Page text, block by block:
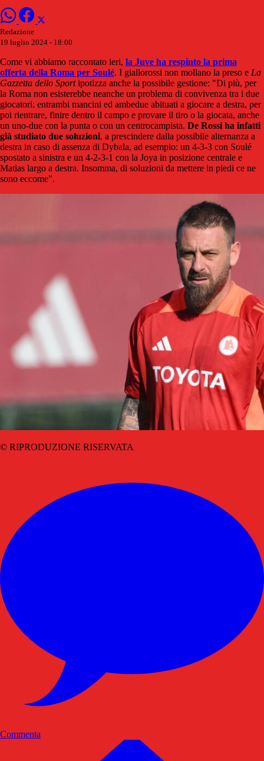
Redazione
19 luglio 2024 - 18:00
Come vi abbiamo raccontato ieri, la Juve ha respinto la prima
offerta della Roma per Soulé. I giallorossi non mollano la preso e La
Gazzetta dello Sportipotizza anche la possibile gestione: "Di più, per
la Roma non esisterebbe neanche un problema di convivenza tra i due
giocatori: entrambi mancini ed ambedue abituati a giocare a destra, per
poi rientrare, finire dentro il campo e provare il tiro o la giocata, anche
un uno-due con la punta o con un centrocampista. De Rossi ha infatti
già studiato due soluzioni, a prescindere dalla possibile alternanza a
destra in caso di assenza di Dybala, ad esempio: un 4-3-3 con Soulé
spostato a sinistra e un 4-2-3-1 con la Joya in posizione centrale e
Matias largo a destra. Insomma, di soluzioni da mettere in piedi ce ne
sono eccome".
© RIPRODUZIONE RISERVATA
Commenta